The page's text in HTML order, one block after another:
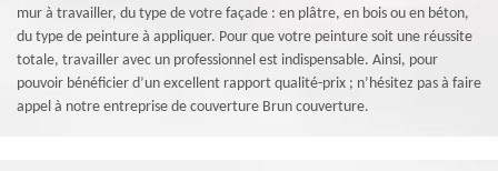
mur à travailler, du type de votre façade : en plâtre, en bois ou en béton,
du type de peinture à appliquer. Pour que votre peinture soit une réussite
totale, travailler avec un professionnel est indispensable. Ainsi, pour
pouvoir bénéficier d’un excellent rapport qualité-prix ; n’hésitez pas à faire
appel à notre entreprise de couverture Brun couverture.